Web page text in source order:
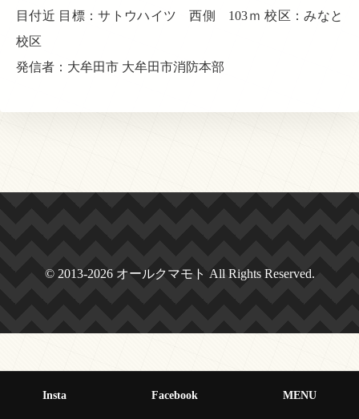
目付近 目標：サトウハイツ 西側 103ｍ 校区：みなと
校区
発信者：大牟田市 大牟田市消防本部
© 2013-2026 オールクマモト All Rights Reserved.
Insta Facebook MENU